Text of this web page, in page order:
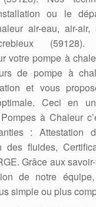
ou le
air-eau, air-air,
votre pompe à
de pompe à
et vous
Ceci en
à Chaleur
: Attestation
des fluides,
Grâce aux
de notre
simple ou plus